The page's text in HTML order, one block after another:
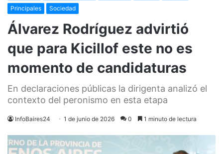
Principales
Sociedad
Álvarez Rodríguez advirtió
que para Kicillof este no es
momento de candidaturas
En declaraciones públicas la dirigenta analizó el
contexto del peronismo en esta etapa
InfoBaires24 1 de junio de 2026 0 1 minuto de lectura